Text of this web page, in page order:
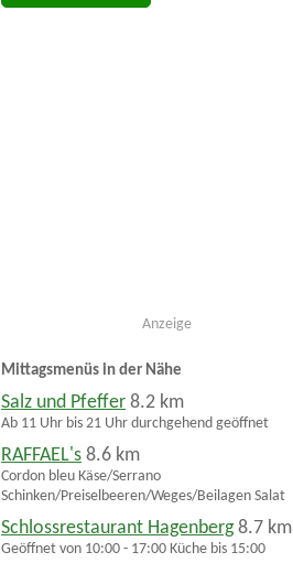
Anzeige
Mittagsmenüs in der Nähe
Salz und Pfeffer 8.2 km
Ab 11 Uhr bis 21 Uhr durchgehend geöffnet
RAFFAEL's 8.6 km
Cordon bleu Käse/Serrano
Schinken/Preiselbeeren/Weges/Beilagen Salat
Schlossrestaurant Hagenberg 8.7 km
Geöffnet von 10:00 - 17:00 Küche bis 15:00